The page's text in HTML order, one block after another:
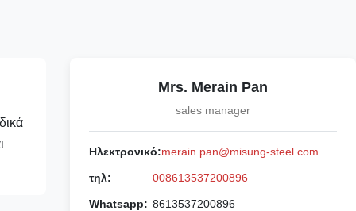
Mrs. Merain Pan
sales manager
Ηλεκτρονικό:merain.pan@misung-steel.com
τηλ: 008613537200896
Whatsapp: 8613537200896